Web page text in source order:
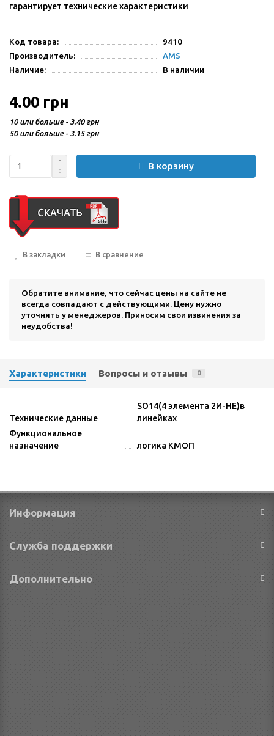
гарантирует технические характеристики
Код товара:
9410
Производитель:
AMS
Наличие:
В наличии
4.00 грн
10 или больше - 3.40 грн
50 или больше - 3.15 грн
В корзину
В закладки В сравнение
Обратите внимание, что сейчас цены на сайте не
всегда совпадают с действующими. Цену нужно
уточнять у менеджеров. Приносим свои извинения за
неудобства!
Характеристики Вопросы и отзывы 0
Технические данные
SO14(4 элемента 2И-НЕ)в
линейках
Функциональное
назначение
логика КМОП
Информация
Служба поддержки
Дополнительно